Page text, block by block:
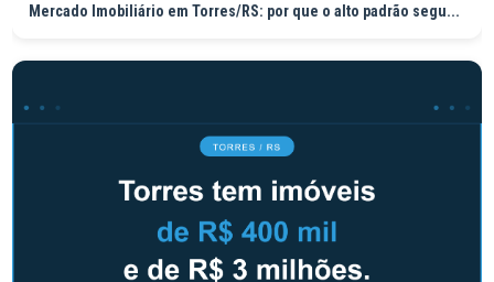
Mercado Imobiliário em Torres/RS: por que o alto padrão segu...